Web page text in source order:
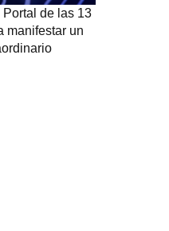
de las 13
manifestar un